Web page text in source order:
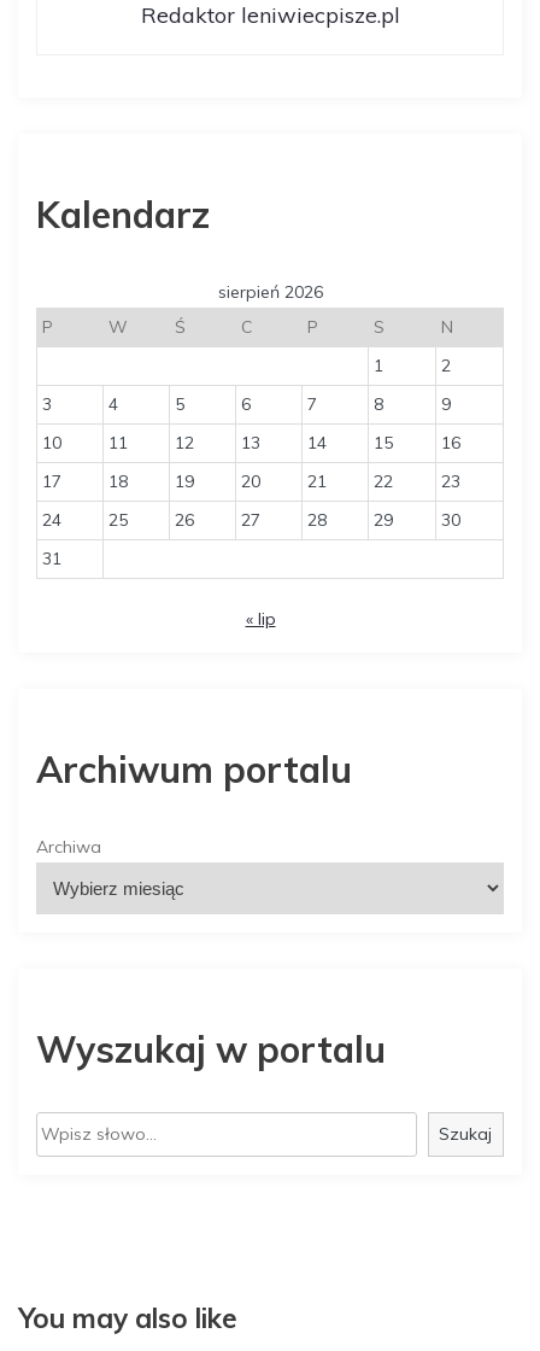
Redaktor leniwiecpisze.pl
Kalendarz
sierpień 2026
P
W Ś C P S
N
1
2
3
4 5 6 7 8
9
10
11 12 13 14 15
16
17
18 19 20 21 22
23
24
25 26 27 28 29
30
31
« lip
Archiwum portalu
Archiwa
Wyszukaj w portalu
S
z
Szukaj
You may also like